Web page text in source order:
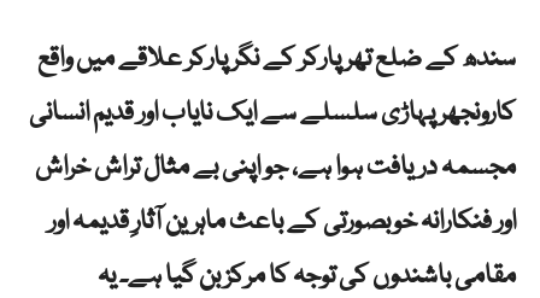
سندھ کے ضلع تھرپارکر کے نگرپارکر علاقے میں واقع
کارونجھر پہاڑی سلسلے سے ایک نایاب اور قدیم انسانی
مجسمہ دریافت ہوا ہے، جو اپنی بے مثال تراش خراش
اور فنکارانہ خوبصورتی کے باعث ماہرین آثارِ قدیمہ اور
مقامی باشندوں کی توجہ کا مرکز بن گیا ہے۔ یہ